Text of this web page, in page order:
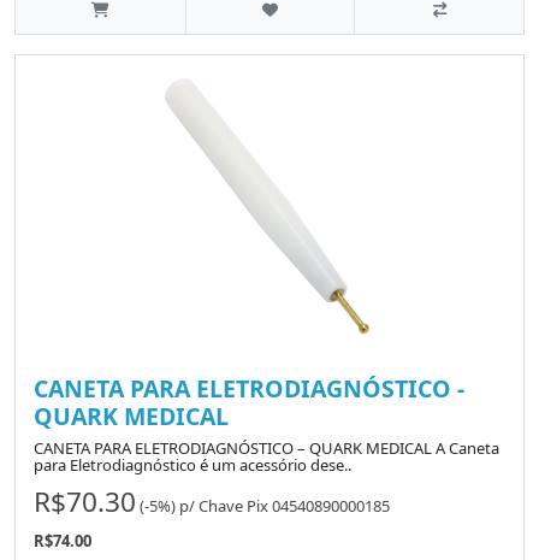
CANETA PARA ELETRODIAGNÓSTICO -
QUARK MEDICAL
CANETA PARA ELETRODIAGNÓSTICO – QUARK MEDICAL A Caneta
para Eletrodiagnóstico é um acessório dese..
R$70.30 (-5%) p/Chave Pix 04540890000185
R$74.00